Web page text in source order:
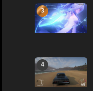
3
4